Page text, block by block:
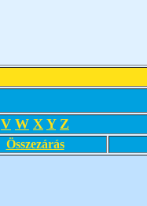
V W X Y Z
Összezárás